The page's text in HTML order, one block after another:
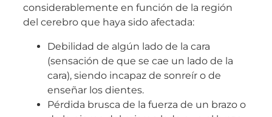
considerablemente en función de la región
del cerebro que haya sido afectada:
Debilidad de algún lado de la cara
(sensación de que se cae un lado de la
cara), siendo incapaz de sonreír o de
enseñar los dientes.
Pérdida brusca de la fuerza de un brazo o